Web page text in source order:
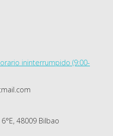
ininterrumpido (9:00-
48009 Bilbao